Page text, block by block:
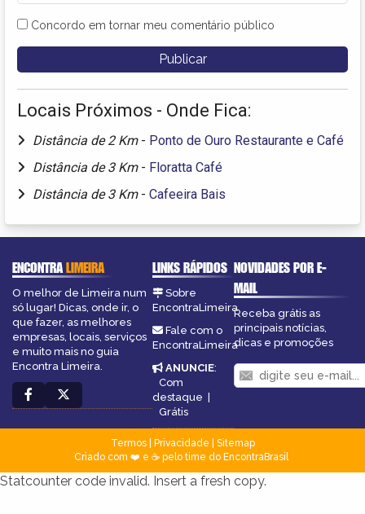
Concordo em tornar meu comentário público
Locais Próximos - Onde Fica:
Distância de 2 Km - Ponto de Ouro Restaurante e Café
Distância de 3 Km - Floratta Café
Distância de 3 Km - Cafeeira Bais
ENCONTRALIMEIRA
O melhor de Limeira num
só lugar! Dicas, onde ir, o
que fazer, as melhores
empresas, locais, serviços
e muito mais no guia
Encontra Limeira.
LINKS RÁPIDOS
Sobre
EncontraLimeira
Fale com o
EncontraLimeira
ANUNCIE:
Com
destaque
Grátis
NOVIDADES POR E-
MAIL
Receba grátis as
principais notícias,
dicas e promoções
Termos| Privacidade
Sitemap
Criado com ❤️ e ☕ pelo time do EncontraBrasil
Statcounter code invalid. Insert a fresh copy.